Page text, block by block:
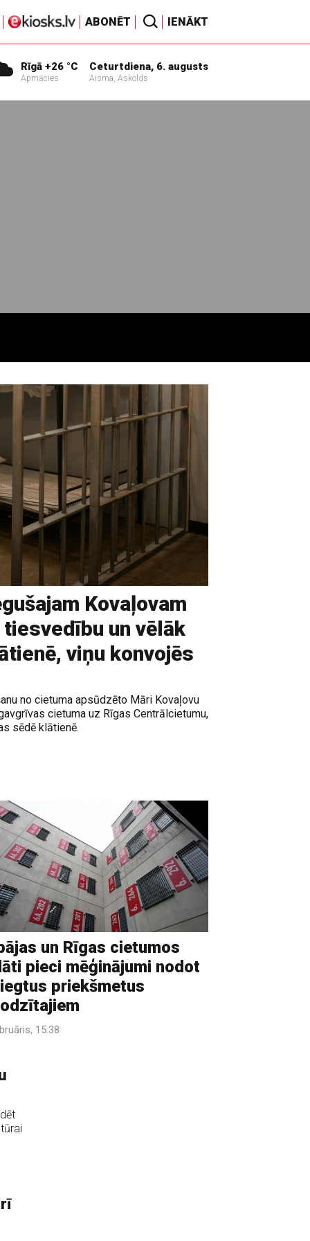
ABONĒT IENĀKT
Rīgā +26 °C
Apmācies
Ceturtdiena, 6. augusts
Aisma, Askolds
Kovaļovam
un vēlāk
viņu konvojēs
no cietuma apsūdzēto Māri Kovaļovu
cietuma uz Rīgas Centrālcietumu,
sēdē klātienē.
un Rīgas cietumos
pieci mēģinājumi nodot
priekšmetus
15:38